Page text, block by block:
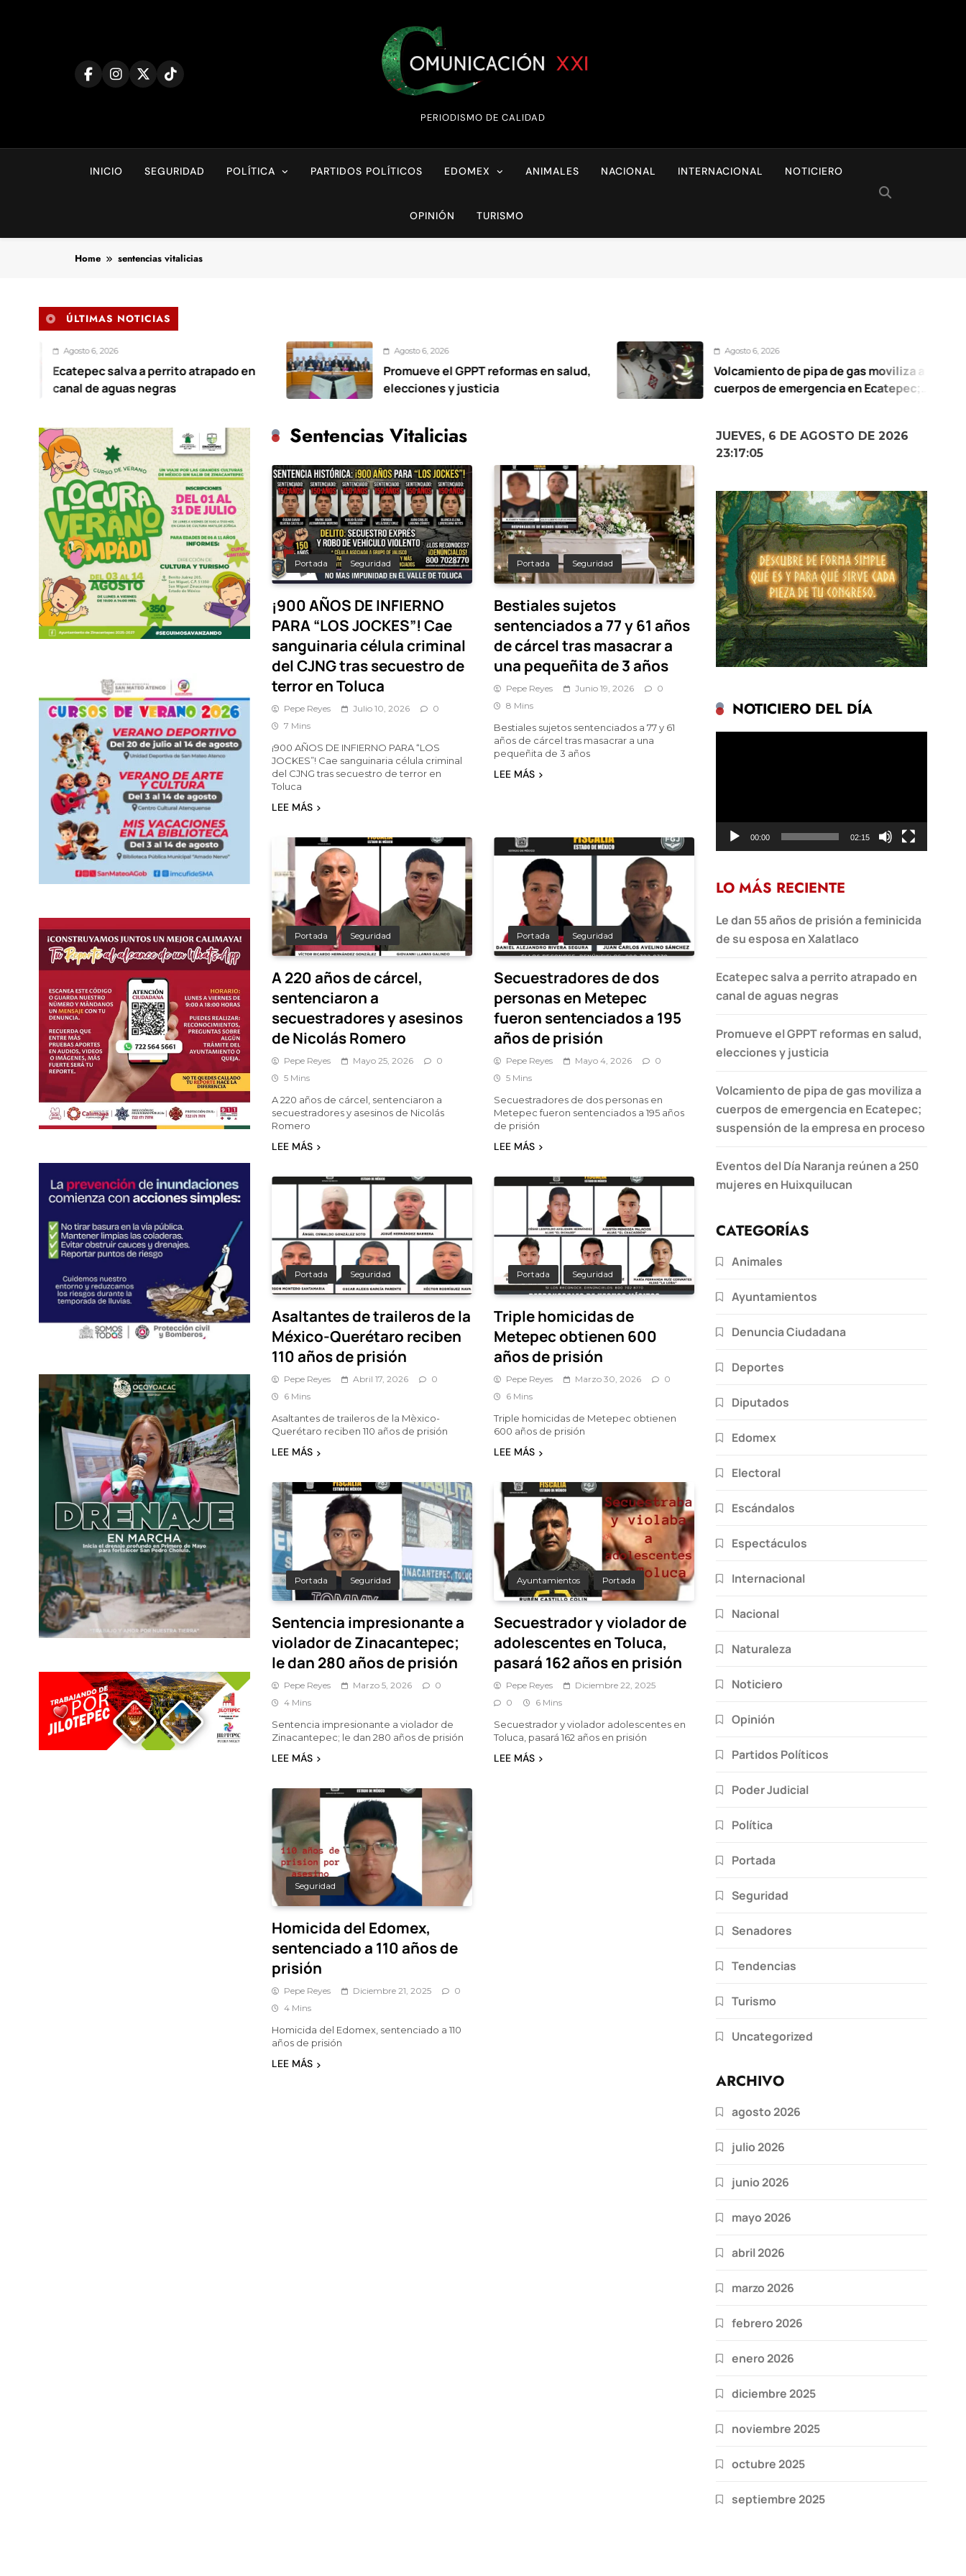
Comunicación XXI
PERIODISMO DE CALIDAD
INICIO SEGURIDAD POLÍTICA PARTIDOS POLÍTICOS EDOMEX ANIMALES NACIONAL INTERNACIONAL NOTICIERO
OPINIÓN TURISMO
Home sentencias vitalicias
ÚLTIMAS NOTICIAS
salva a perrito atrapado en
aguas negras
Agosto 6, 2026
Promueve el GPPT reformas en salud,
elecciones y justicia
Agosto 6, 2026
Volcamiento de pipa de gas moviliza a
cuerpos de emergencia en Ecatepec;
Sentencias Vitalicias
Portada Seguridad
¡900 AÑOS DE INFIERNO
PARA “LOS JOCKES”! Cae
sanguinaria célula criminal
del CJNG tras secuestro de
terror en Toluca
Pepe Reyes Julio 10, 2026
0
7 Mins
¡900 AÑOS DE INFIERNO PARA “LOS
JOCKES”! Cae sanguinaria célula criminal
del CJNG tras secuestro de terror en
Toluca
LEE MÁS
Portada Seguridad
Bestiales sujetos
sentenciados a 77 y 61 años
de cárcel tras masacrar a
una pequeñita de 3 años
Pepe Reyes Junio 19, 2026
0
8 Mins
Bestiales sujetos sentenciados a 77 y 61
años de cárcel tras masacrar a una
pequeñita de 3 años
LEE MÁS
Portada Seguridad
A 220 años de cárcel,
sentenciaron a
secuestradores y asesinos
de Nicolás Romero
Pepe Reyes Mayo 25, 2026
0
5 Mins
A 220 años de cárcel, sentenciaron a
secuestradores y asesinos de Nicolás
Romero
LEE MÁS
Portada Seguridad
Secuestradores de dos
personas en Metepec
fueron sentenciados a 195
años de prisión
Pepe Reyes Mayo 4, 2026
0
5 Mins
Secuestradores de dos personas en
Metepec fueron sentenciados a 195 años
de prisión
LEE MÁS
Portada Seguridad
Asaltantes de traileros de la
México-Querétaro reciben
110 años de prisión
Pepe Reyes Abril 17, 2026
0
6 Mins
Asaltantes de traileros de la Mèxico-
Querétaro reciben 110 años de prisión
LEE MÁS
Portada Seguridad
Triple homicidas de
Metepec obtienen 600
años de prisión
Pepe Reyes Marzo 30, 2026
0
6 Mins
Triple homicidas de Metepec obtienen
600 años de prisión
LEE MÁS
Portada Seguridad
Sentencia impresionante a
violador de Zinacantepec;
le dan 280 años de prisión
Pepe Reyes Marzo 5, 2026
0
4 Mins
Sentencia impresionante a violador de
Zinacantepec; le dan 280 años de prisión
LEE MÁS
Ayuntamientos Portada
Secuestrador y violador de
adolescentes en Toluca,
pasará 162 años en prisión
Pepe Reyes
Diciembre 22, 2025
0
6 Mins
Secuestrador y violador adolescentes en
Toluca, pasará 162 años en prisión
LEE MÁS
Seguridad
Homicida del Edomex,
sentenciado a 110 años de
prisión
Pepe Reyes Diciembre 21, 2025
0
4 Mins
Homicida del Edomex, sentenciado a 110
años de prisión
LEE MÁS
JUEVES, 6 DE AGOSTO DE 2026
23:17:06
NOTICIERO DEL DÍA
00:00 02:15
LO MÁS RECIENTE
Le dan 55 años de prisión a feminicida
de su esposa en Xalatlaco
Ecatepec salva a perrito atrapado en
canal de aguas negras
Promueve el GPPT reformas en salud,
elecciones y justicia
Volcamiento de pipa de gas moviliza a
cuerpos de emergencia en Ecatepec;
suspensión de la empresa en proceso
Eventos del Día Naranja reúnen a 250
mujeres en Huixquilucan
CATEGORÍAS
Animales
Ayuntamientos
Denuncia Ciudadana
Deportes
Diputados
Edomex
Electoral
Escándalos
Espectáculos
Internacional
Nacional
Naturaleza
Noticiero
Opinión
Partidos Políticos
Poder Judicial
Política
Portada
Seguridad
Senadores
Tendencias
Turismo
Uncategorized
ARCHIVO
agosto 2026
julio 2026
junio 2026
mayo 2026
abril 2026
marzo 2026
febrero 2026
enero 2026
diciembre 2025
noviembre 2025
octubre 2025
septiembre 2025